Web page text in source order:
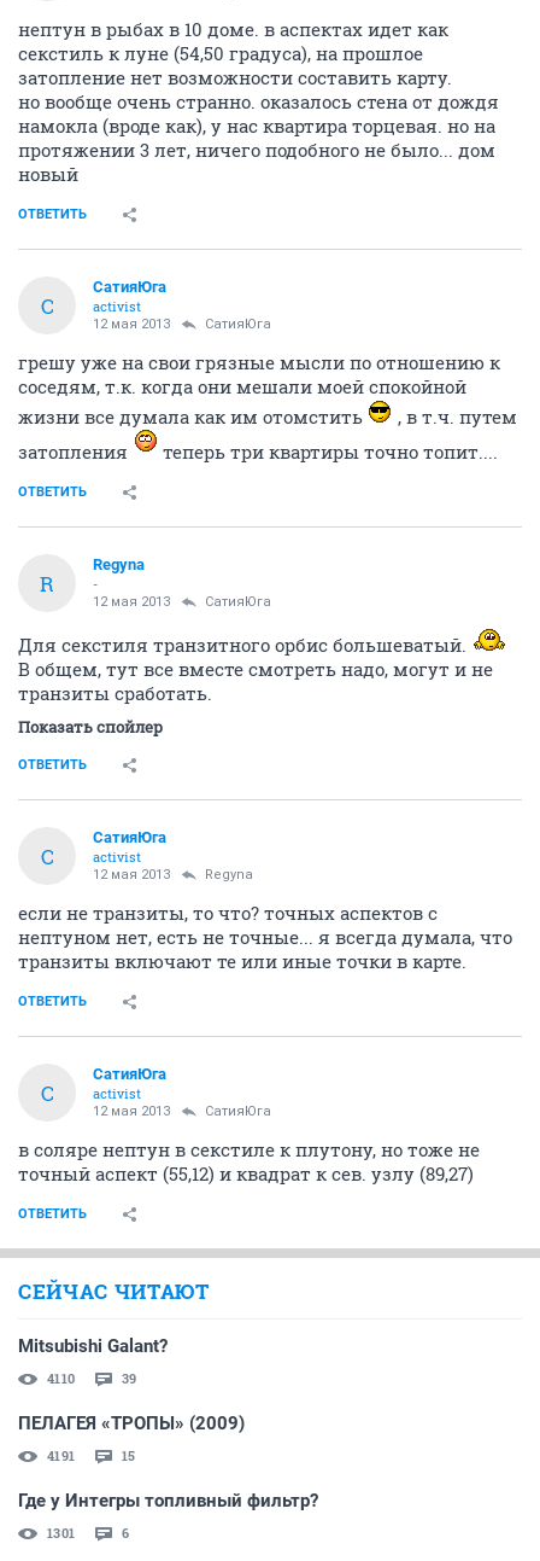
нептун в рыбах в 10 доме. в аспектах идет как
секстиль к луне (54,50 градуса), на прошлое
затопление нет возможности составить карту.
но вообще очень странно. оказалось стена от дождя
намокла (вроде как), у нас квартира торцевая. но на
протяжении 3 лет, ничего подобного не было... дом
новый
ОТВЕТИТЬ
С
СатияЮга
activist
12 мая 2013 СатияЮга
грешу уже на свои грязные мысли по отношению к
соседям, т.к. когда они мешали моей спокойной
жизни все думала как им отомстить
, в т.ч. путем
затопления
теперь три квартиры точно топит....
ОТВЕТИТЬ
R
Regyna
-
12 мая 2013 СатияЮга
Для секстиля транзитного орбис большеватый.
В общем, тут все вместе смотреть надо, могут и не
транзиты сработать.
Показать спойлер
ОТВЕТИТЬ
С
СатияЮга
activist
12 мая 2013 Regyna
если не транзиты, то что? точных аспектов с
нептуном нет, есть не точные... я всегда думала, что
транзиты включают те или иные точки в карте.
ОТВЕТИТЬ
С
СатияЮга
activist
12 мая 2013 СатияЮга
в соляре нептун в секстиле к плутону, но тоже не
точный аспект (55,12) и квадрат к сев. узлу (89,27)
ОТВЕТИТЬ
СЕЙЧАС ЧИТАЮТ
Mitsubishi Galant?
4110 39
ПЕЛАГЕЯ «ТРОПЫ» (2009)
4191 15
Где у Интегры топливный фильтр?
1301 6